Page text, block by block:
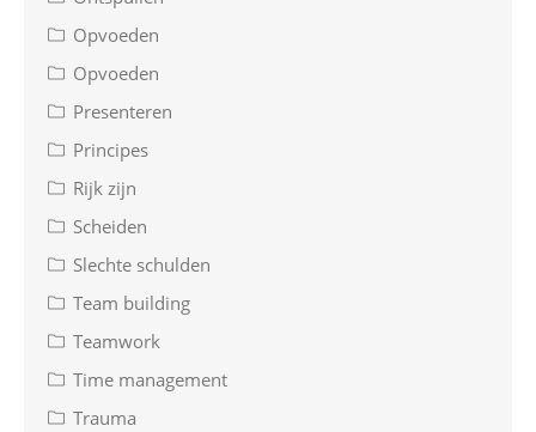
Opvoeden
Opvoeden
Presenteren
Principes
Rijk zijn
Scheiden
Slechte schulden
Team building
Teamwork
Time management
Trauma